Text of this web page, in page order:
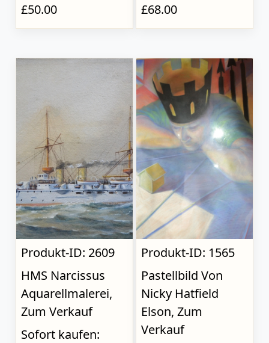
£50.00
£68.00
Produkt-ID: 2609
HMS Narcissus
Aquarellmalerei,
Zum Verkauf
Sofort kaufen:
Produkt-ID: 1565
Pastellbild Von
Nicky Hatfield
Elson, Zum
Verkauf